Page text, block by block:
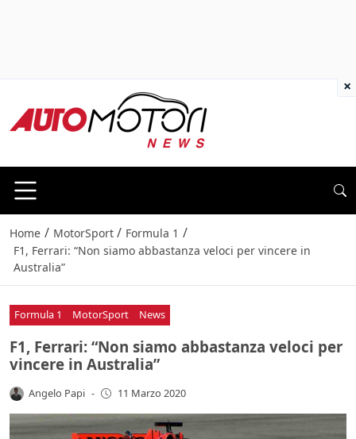
Home / MotorSport / Formula 1 /
F1, Ferrari: “Non siamo abbastanza veloci per vincere in
Australia”
Formula 1 MotorSport News
F1, Ferrari: “Non siamo abbastanza veloci per
vincere in Australia”
Angelo Papi - 11 Marzo 2020
×